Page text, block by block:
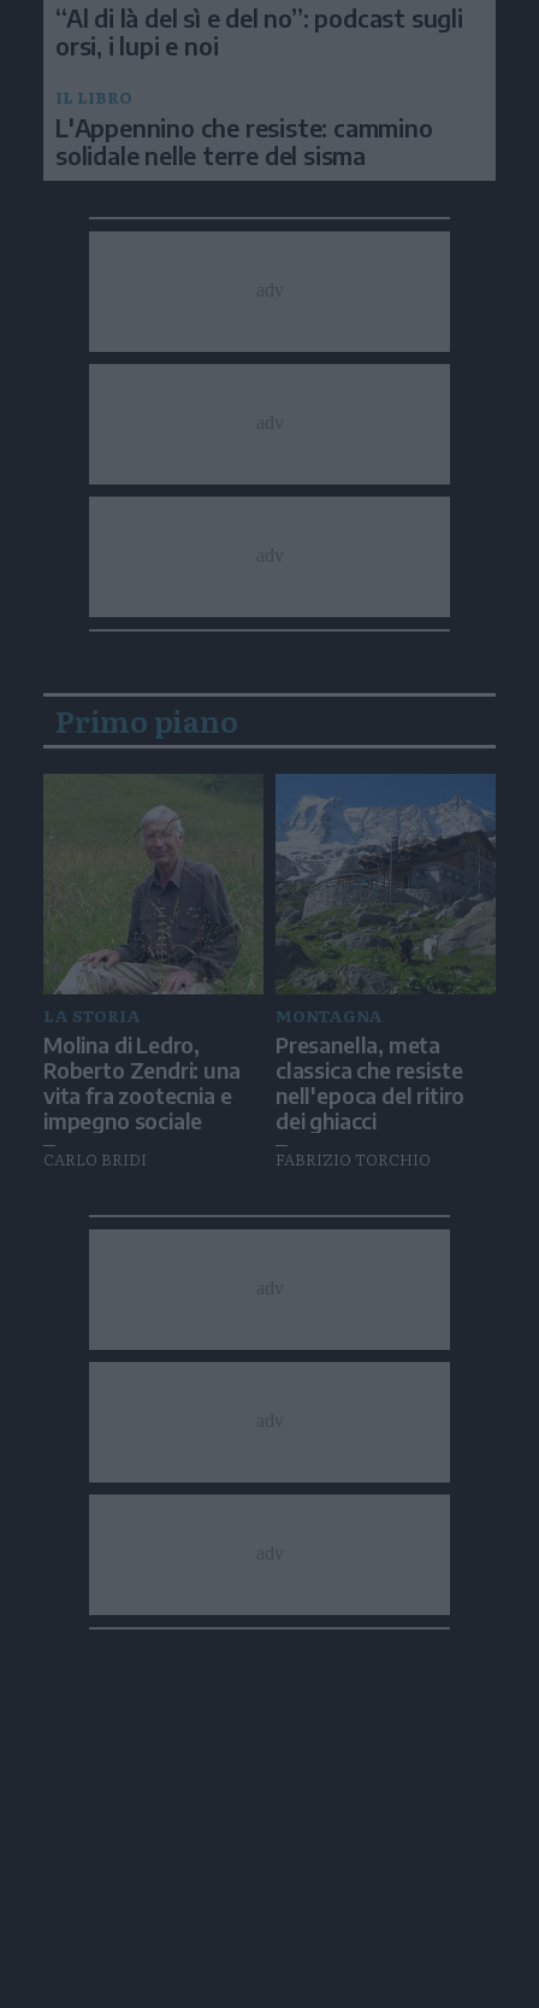
“Al di là del sì e del no”: podcast sugli
orsi, i lupi e noi
IL LIBRO
L'Appennino che resiste: cammino
solidale nelle terre del sisma
Primo piano
LA STORIA
Molina di Ledro,
Roberto Zendri: una
vita fra zootecnia e
impegno sociale
CARLO BRIDI
MONTAGNA
Presanella, meta
classica che resiste
nell'epoca del ritiro
dei ghiacci
FABRIZIO TORCHIO